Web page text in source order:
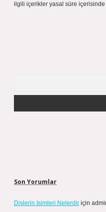
ilgili içerikler yasal süre içerisinde
Son Yorumlar
Dişlerin Isimleri Nelerdir için